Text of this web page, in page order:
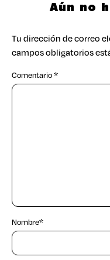
Aún no
Tu dirección de correo
campos obligatorios
Comentario*
Nombre*